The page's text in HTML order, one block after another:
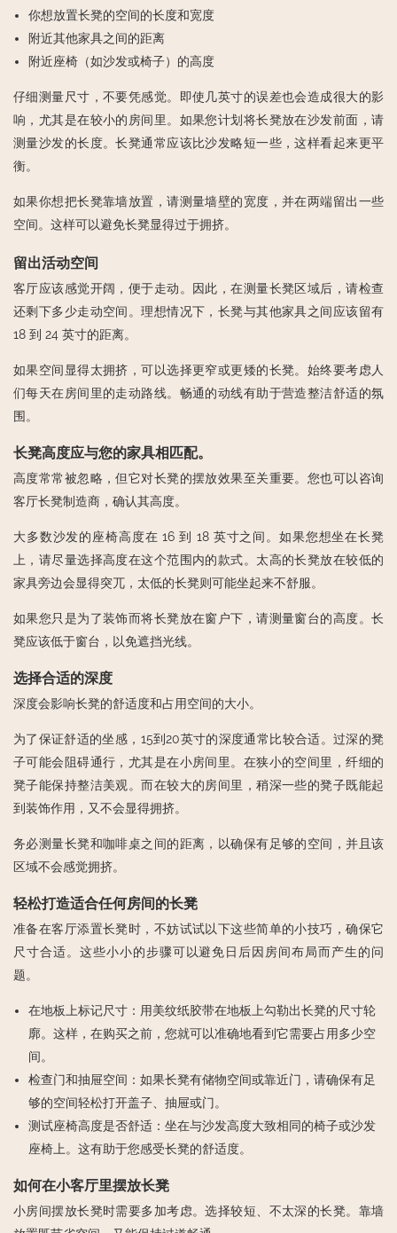
你想放置长凳的空间的长度和宽度
附近其他家具之间的距离
附近座椅（如沙发或椅子）的高度
仔细测量尺寸，不要凭感觉。即使几英寸的误差也会造成很大的影
响，尤其是在较小的房间里。如果您计划将长凳放在沙发前面，请
测量沙发的长度。长凳通常应该比沙发略短一些，这样看起来更平
衡。
如果你想把长凳靠墙放置，请测量墙壁的宽度，并在两端留出一些
空间。这样可以避免长凳显得过于拥挤。
留出活动空间
客厅应该感觉开阔，便于走动。因此，在测量长凳区域后，请检查
还剩下多少走动空间。理想情况下，长凳与其他家具之间应该留有
18 到 24 英寸的距离。
如果空间显得太拥挤，可以选择更窄或更矮的长凳。始终要考虑人
们每天在房间里的走动路线。畅通的动线有助于营造整洁舒适的氛
围。
长凳高度应与您的家具相匹配。
高度常常被忽略，但它对长凳的摆放效果至关重要。您也可以咨询
客厅长凳制造商，确认其高度。
大多数沙发的座椅高度在 16 到 18 英寸之间。如果您想坐在长凳
上，请尽量选择高度在这个范围内的款式。太高的长凳放在较低的
家具旁边会显得突兀，太低的长凳则可能坐起来不舒服。
如果您只是为了装饰而将长凳放在窗户下，请测量窗台的高度。长
凳应该低于窗台，以免遮挡光线。
选择合适的深度
深度会影响长凳的舒适度和占用空间的大小。
为了保证舒适的坐感，15到20英寸的深度通常比较合适。过深的凳
子可能会阻碍通行，尤其是在小房间里。在狭小的空间里，纤细的
凳子能保持整洁美观。而在较大的房间里，稍深一些的凳子既能起
到装饰作用，又不会显得拥挤。
务必测量长凳和咖啡桌之间的距离，以确保有足够的空间，并且该
区域不会感觉拥挤。
轻松打造适合任何房间的长凳
准备在客厅添置长凳时，不妨试试以下这些简单的小技巧，确保它
尺寸合适。这些小小的步骤可以避免日后因房间布局而产生的问
题。
在地板上标记尺寸：用美纹纸胶带在地板上勾勒出长凳的尺寸轮
廓。这样，在购买之前，您就可以准确地看到它需要占用多少空
间。
检查门和抽屉空间 ：如果长凳有储物空间或靠近门，请确保有足
够的空间轻松打开盖子、抽屉或门。
测试座椅高度是否舒适：坐在与沙发高度大致相同的椅子或沙发
座椅上。这有助于您感受长凳的舒适度。
如何在小客厅里摆放长凳
小房间摆放长凳时需要多加考虑。选择较短、不太深的长凳。靠墙